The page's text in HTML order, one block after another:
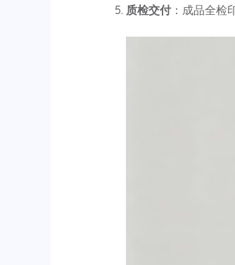
质检交付：成品全检